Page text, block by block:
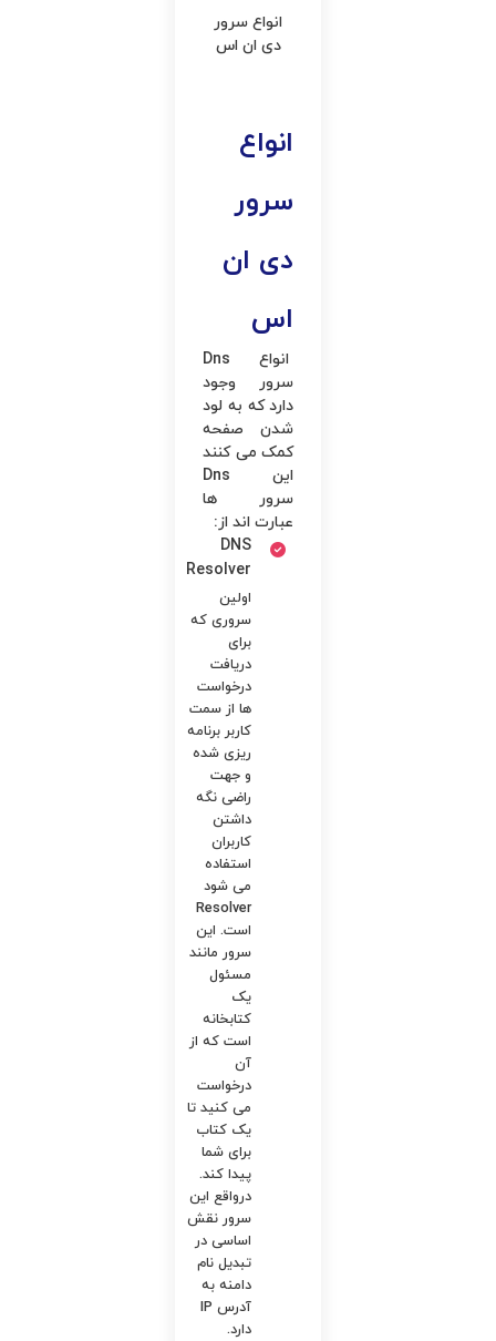
انواع سرور
دی ان اس
انواع
سرور
دی ان
اس
انواع Dns
سرور وجود
دارد که به لود
شدن صفحه
کمک می ‌کنند
این Dns
سرور ها
عبارت ‌اند از:
DNS
Resolver
اولین
سروری که
برای
دریافت
درخواست
‌ها از سمت
کاربر برنامه‌
ریزی‌ شده
و جهت
راضی نگه
‌داشتن
کاربران
استفاده
می‌ شود
Resolver
است. این
سرور مانند
مسئول
یک
کتابخانه
است که از
آن
درخواست
می ‌کنید تا
یک کتاب
برای شما
پیدا کند.
درواقع این
سرور نقش
اساسی در
تبدیل نام
دامنه به
آدرس IP
دارد.